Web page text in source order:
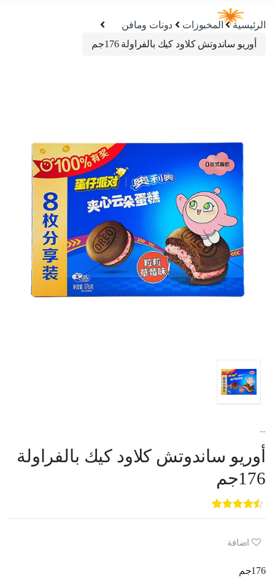
الرئيسية المخبوزات
دونات ومافن
أوريو ساندوتش كلاود كيك بالفراولة 176جم
--
أوريو ساندوتش كلاود كيك بالفراولة
176جم
5
out of
5
3
customer
ratings
اضافة
176جم